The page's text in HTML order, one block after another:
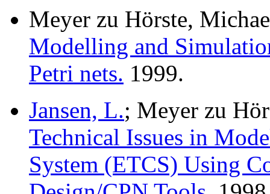
Meyer zu Hörste,
Modelling and
Petri nets. 1999.
Jansen, L.; Meyer zu
Technical Issues in
System (ETCS) Using